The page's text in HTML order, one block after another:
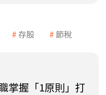
存股 節稅
掌握「1原則」打